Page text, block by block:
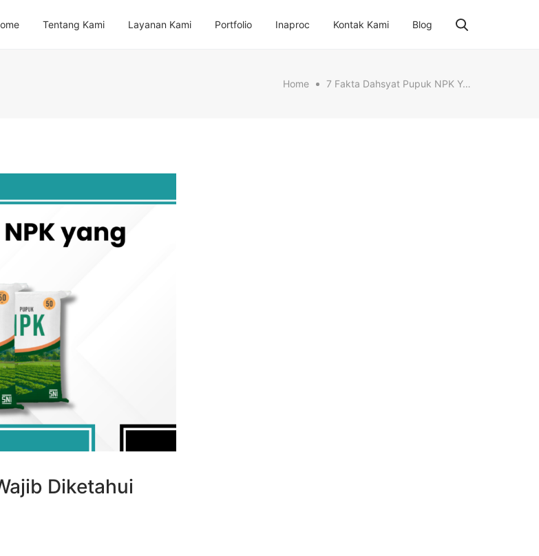
Tentang Kami Layanan Kami Portfolio Inaproc Kontak Kami Blog
Home 7 Fakta Dahsyat Pupuk NPK Yang Wajib Diketahui Petani
Diketahui